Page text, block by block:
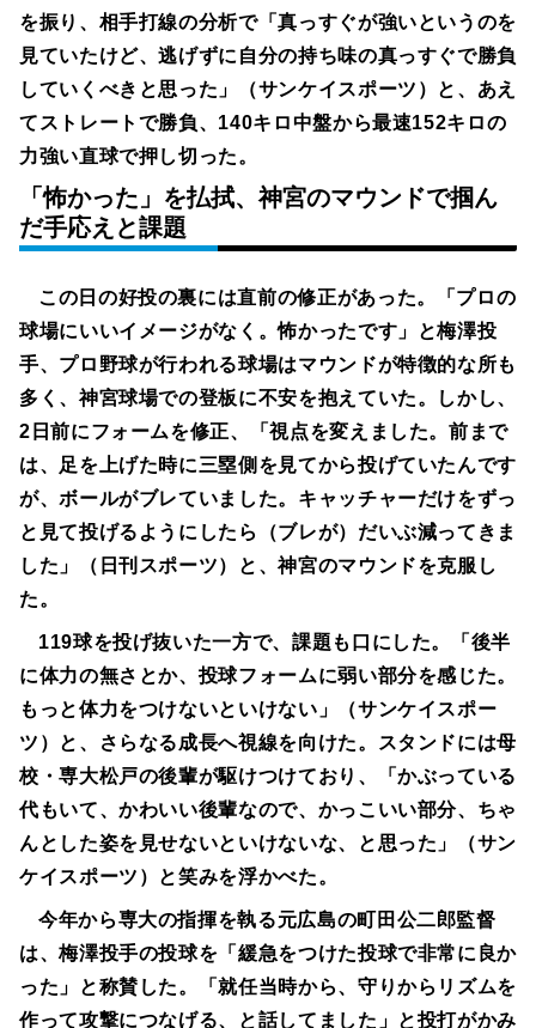
を振り、相手打線の分析で「真っすぐが強いというのを
見ていたけど、逃げずに自分の持ち味の真っすぐで勝負
していくべきと思った」（サンケイスポーツ）と、あえ
てストレートで勝負、140キロ中盤から最速152キロの
力強い直球で押し切った。
「怖かった」を払拭、神宮のマウンドで掴ん
だ手応えと課題
この日の好投の裏には直前の修正があった。「プロの
球場にいいイメージがなく。怖かったです」と梅澤投
手、プロ野球が行われる球場はマウンドが特徴的な所も
多く、神宮球場での登板に不安を抱えていた。しかし、
2日前にフォームを修正、「視点を変えました。前まで
は、足を上げた時に三塁側を見てから投げていたんです
が、ボールがブレていました。キャッチャーだけをずっ
と見て投げるようにしたら（ブレが）だいぶ減ってきま
した」（日刊スポーツ）と、神宮のマウンドを克服し
た。
119球を投げ抜いた一方で、課題も口にした。「後半
に体力の無さとか、投球フォームに弱い部分を感じた。
もっと体力をつけないといけない」（サンケイスポー
ツ）と、さらなる成長へ視線を向けた。スタンドには母
校・専大松戸の後輩が駆けつけており、「かぶっている
代もいて、かわいい後輩なので、かっこいい部分、ちゃ
んとした姿を見せないといけないな、と思った」（サン
ケイスポーツ）と笑みを浮かべた。
今年から専大の指揮を執る元広島の町田公二郎監督
は、梅澤投手の投球を「緩急をつけた投球で非常に良か
った」と称賛した。「就任当時から、守りからリズムを
作って攻撃につなげる、と話してました」と投打がかみ